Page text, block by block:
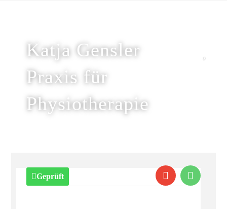
Katja Gensler
Praxis für
Physiotherapie
Geprüft